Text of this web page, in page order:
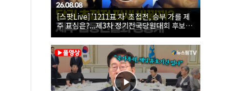
[스팟Live] ‘1211표 차’ 초접전, 승부 가를 제
주 표심은?...제3차 정기전국당원대회 후보자
제주 합동연설회 생중계 | 26.08.08